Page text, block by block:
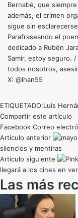
Bernabé, que
además, el crimen
sigue sin
Parafraseando el
dedicado a Rubén
Samir, estoy seguro.
todos nosotros,
X: @lhan55
ETIQUETADO:Luis
Compartir este artículo
Facebook Correo
Artículo anterior
silencios y mentiras
Artículo siguiente
llegará a los cines en
Las más